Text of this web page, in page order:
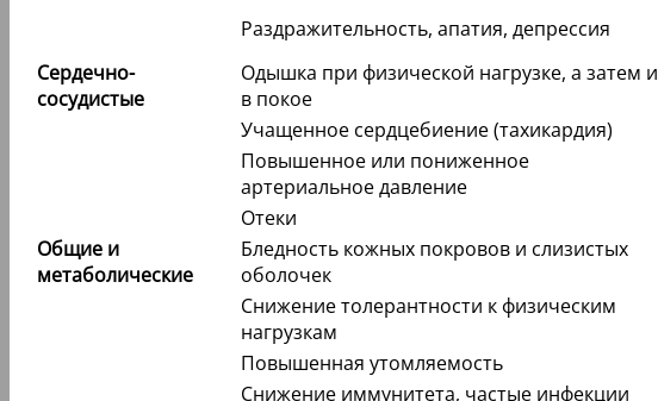
Раздражительность, апатия, депрессия
Сердечно-
сосудистые
Одышка при физической нагрузке, а затем и
в покое
Учащенное сердцебиение (тахикардия)
Повышенное или пониженное
артериальное давление
Отеки
Общие и
метаболические
Бледность кожных покровов и слизистых
оболочек
Снижение толерантности к физическим
нагрузкам
Повышенная утомляемость
Снижение иммунитета, частые инфекции